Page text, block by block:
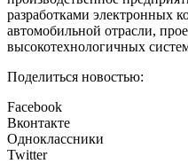
разработками электронных
автомобильной отрасли,
высокотехнологичных
Поделиться новостью:
Facebook
Вконтакте
Одноклассники
Twitter